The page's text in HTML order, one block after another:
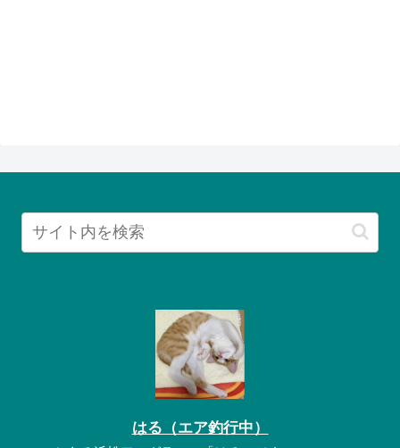
はる（エア釣行中）